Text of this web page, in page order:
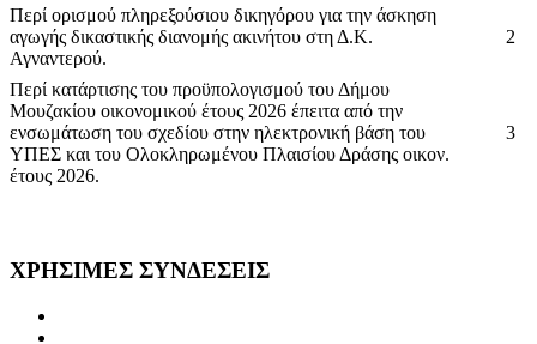
Περί ορισμού πληρεξούσιου δικηγόρου για την άσκηση
αγωγής δικαστικής διανομής ακινήτου στη Δ.Κ.
Αγναντερού.
2
Περί κατάρτισης του προϋπολογισμού του Δήμου
Μουζακίου οικονομικού έτους 2026 έπειτα από την
ενσωμάτωση του σχεδίου στην ηλεκτρονική βάση του
ΥΠΕΣ και του Ολοκληρωμένου Πλαισίου Δράσης οικον.
έτους 2026.
3
ΧΡΗΣΙΜΕΣ ΣΥΝΔΕΣΕΙΣ